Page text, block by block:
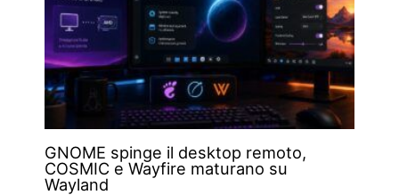
GNOME spinge il desktop remoto,
COSMIC e Wayfire maturano su
Wayland